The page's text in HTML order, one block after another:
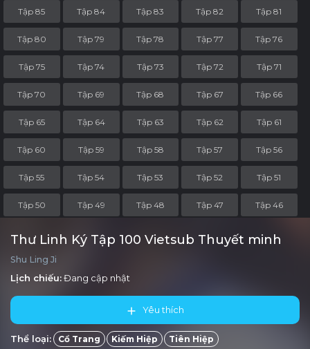
Tập 85 Tập 84 Tập 83 Tập 82 Tập 81
Tập 80 Tập 79 Tập 78 Tập 77 Tập 76
Tập 75 Tập 74 Tập 73 Tập 72 Tập 71
Tập 70 Tập 69 Tập 68 Tập 67 Tập 66
Tập 65 Tập 64 Tập 63 Tập 62 Tập 61
Tập 60 Tập 59 Tập 58 Tập 57 Tập 56
Tập 55 Tập 54 Tập 53 Tập 52 Tập 51
Tập 50 Tập 49 Tập 48 Tập 47 Tập 46
Tập 45 Tập 44 Tập 43 Tập 42 Tập 41
Tập 40
Tập 28
Tập 25 Tập 24 Tập 23 Tập 22
Thư Linh Ký Tập 100 Vietsub Thuyết minh
Shu Ling Ji
Lịch chiếu:Đang cập nhật
Yêu thích
Thể loại: Cổ Trang Kiếm Hiệp Tiên Hiệp